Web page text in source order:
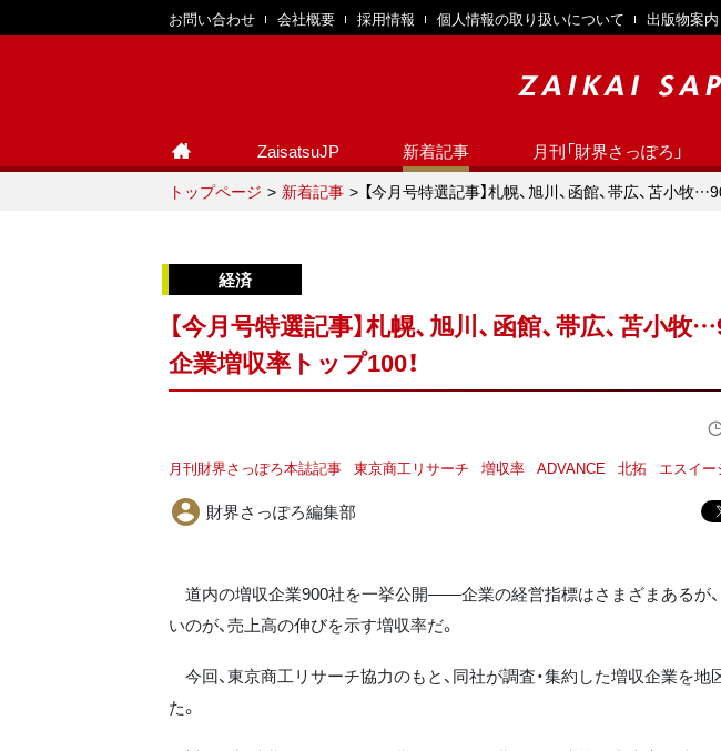
お問い合わせ 会社概要 採用情報 個人情報の取り扱いについて 出版物案内
ZaisatsuJP 新着記事 月刊「財界さっぽろ」
トップページ 新着記事 【今月号特選記事】札幌、旭川、函館、帯広、苫小牧
【今月号特選記事】札幌、旭川、函館、帯広、苫小
企業増収率トップ100！
月刊財界さっぽろ本誌記事 東京商工リサーチ 増収率 ADVANCE 北拓 エスイー
財界さっぽろ編集部
道内の増収企業900社を一挙公開――企業の経営指標はさまざまあるが
いのが、売上高の伸びを示す増収率だ。
今回、東京商工リサーチ協力のもと、同社が調査・集約した増収企業を
た。